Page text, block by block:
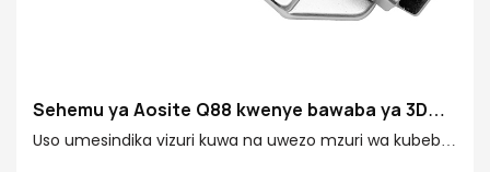
Sehemu ya Aosite Q88 kwenye bawaba ya 3D
inayoweza kurekebishwa ya majimaji
Uso umesindika vizuri kuwa na uwezo mzuri wa kubeba